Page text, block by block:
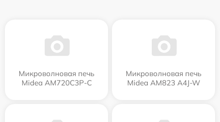
Микроволновая печь
Midea AM720C3P-C
Микроволновая печь
Midea AM823 A4J-W